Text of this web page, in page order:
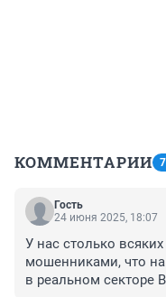
КОММЕНТАРИИ
Гость
24 июня 2025, 18:07
У нас столько
мошенниками, что
в реальном секторе